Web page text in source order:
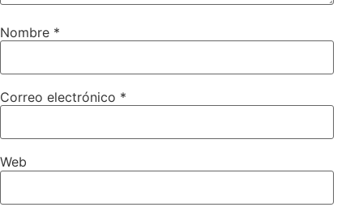
Nombre *
Correo electrónico *
Web